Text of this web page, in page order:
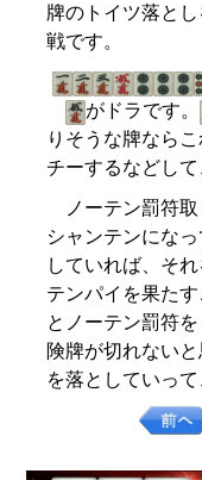
牌のトイツ落と
戦です。
がドラです。
りそうな牌なら
チーするなどして
ノーテン罰符取
シャンテンにな
していれば、そ
テンパイを果た
とノーテン罰符
険牌が切れない
を落としていっ